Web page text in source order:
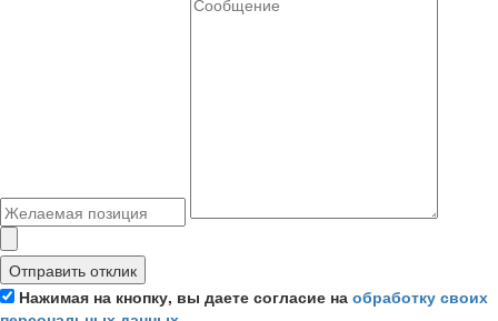
Отправить отклик
Нажимая на кнопку, вы даете согласие на обработку своих